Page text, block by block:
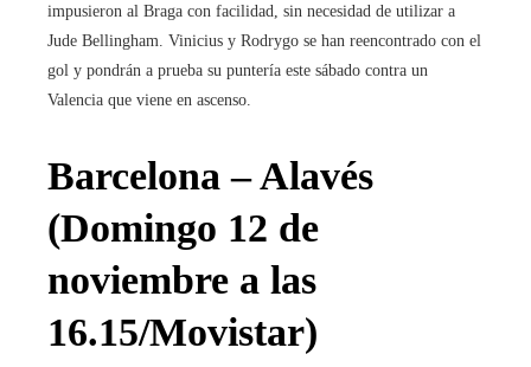
impusieron al Braga con facilidad, sin necesidad de utilizar a
Jude Bellingham. Vinicius y Rodrygo se han reencontrado con el
gol y pondrán a prueba su puntería este sábado contra un
Valencia que viene en ascenso.
Barcelona – Alavés
(Domingo 12 de
noviembre a las
16.15/Movistar)